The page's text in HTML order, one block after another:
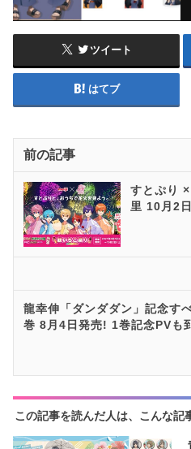
ツイート
はてブ
前の記事
すとぷり
里 10月2
龍幸伸「ダンダダン」記念す
巻 8月4日発売! 1巻記念PVも
この記事を読んだ人は、こんな記